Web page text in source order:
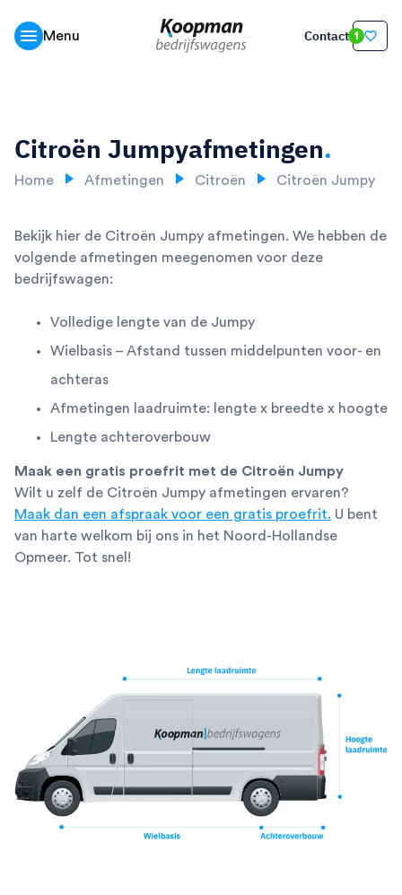
Menu Contact 1
Citroën Jumpyafmetingen.
Home Afmetingen Citroën Citroën Jumpy
Bekijk hier de Citroën Jumpy afmetingen. We hebben de
volgende afmetingen meegenomen voor deze
bedrijfswagen:
Volledige lengte van de Jumpy
Wielbasis – Afstand tussen middelpunten voor- en
achteras
Afmetingen laadruimte: lengte x breedte x hoogte
Lengte achteroverbouw
Maak een gratis proefrit met de Citroën Jumpy
Wilt u zelf de Citroën Jumpy afmetingen ervaren?
Maak dan een afspraak voor een gratis proefrit. U bent
van harte welkom bij ons in het Noord-Hollandse
Opmeer. Tot snel!